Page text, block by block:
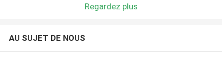
Regardez plus
AU SUJET DE NOUS